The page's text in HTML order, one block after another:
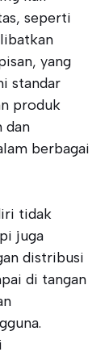
seperti
yang
standar
produk
dan
berbagai
tidak
juga
distribusi
di tangan